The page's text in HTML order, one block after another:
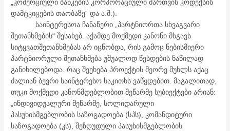
„კომერციული ბანკების კორპორაციული მართვის კოდექსის
დამტკიცების თაობაზე“ და ა.შ.).
საინტერესოა ჩანაწერი „პარტნიორთა სხვაგვარი
შეთანხმების“ შესახებ. აქამდე მოქმედი კანონი მსგავს
სიტყვათშეთანხმებას არ იცნობდა, რის გამოც ნებისმიერი
პარტნიორული შეთანხმება უშუალოდ წესდების ნაწილად
განიხილებოდა. რაც შეეხება პროექტის მეორე მუხლს აქაც
ძალიან ბევრი საინტერესო საკითხს ვაწყდებით. მაგალითად,
თუკი მოქმედი კანონმდებლობით მეწარმე სუბიექტები არიან:
„ინდივიდუალური მეწარმე, სოლიდარული
პასუხისმგებლობის საზოგადოება (სპს), კომანდიტური
საზოგადოება (კს), შეზღუდული პასუხისმგებლობის